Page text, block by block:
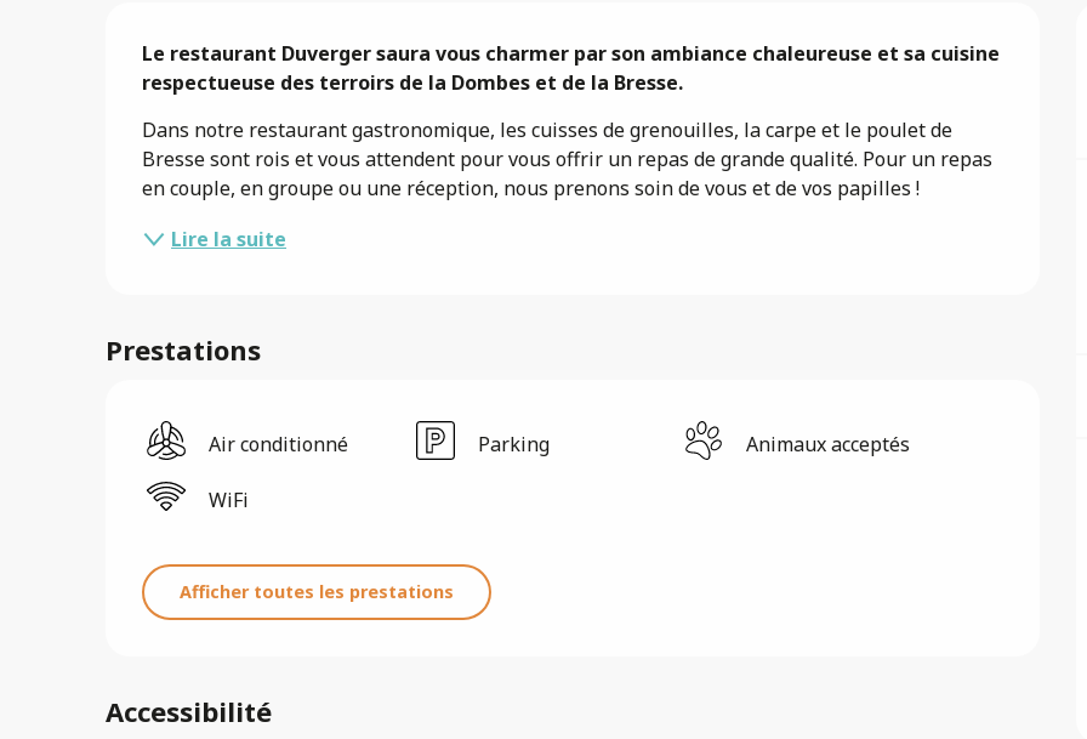
Description
Le restaurant Duverger saura vous charmer par son ambiance chaleureuse et sa cuisine
respectueuse des terroirs de la Dombes et de la Bresse.
Dans notre restaurant gastronomique, les cuisses de grenouilles, la carpe et le poulet de
Bresse sont rois et vous attendent pour vous offrir un repas de grande qualité. Pour un repas
en couple, en groupe ou une réception, nous prenons soin de vous et de vos papilles !
Lire la suite
Prestations
Air conditionné Parking Animaux acceptés
WiFi
Afficher toutes les prestations
Accessibilité